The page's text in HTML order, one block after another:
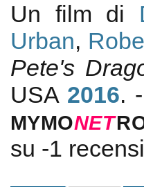
Un film di
Urban,
Pete's
USA 2016.
MYMONET
su -1